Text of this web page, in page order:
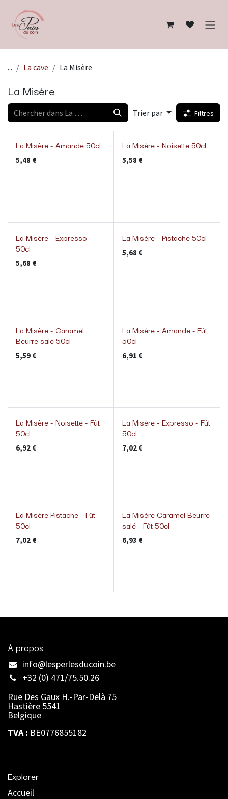
... La cave La Misère
La Misère
Trier par Filtres
La Misère - Amande 50cl
5,48 €
La Misère - Noisette 50cl
5,58 €
La Misère - Expresso -
50cl
5,68 €
La Misère - Pistache 50cl
5,68 €
La Misère - Caramel
Beurre salé 50cl
5,59 €
La Misère - Amande - Fût
50cl
6,91 €
La Misère - Noisette - Fût
50cl
6,92 €
La Misère - Expresso - Fût
50cl
7,02€
La Misère Pistache - Fût
50cl
7,02 €
La Misère Caramel Beurre
salé - Fût 50cl
6,93 €
À propos
info@lesperlesducoin.be​
+32 (0) 471/75.50.26
Rue Des Gaux H.-Par-Delà 75
Hastière 5541
Belgique
TVA : BE0776855182
Explorer
Accueil